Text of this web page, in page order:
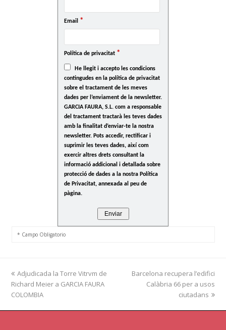
Email *
Política de privacitat *
He llegit i accepto les condicions
contingudes en la política de privacitat
sobre el tractament de les meves
dades per l’enviament de la newsletter.
GARCIA FAURA, S.L. com a responsable
del tractament tractarà les teves dades
amb la finalitat d’enviar-te la nostra
newsletter. Pots accedir, rectificar i
suprimir les teves dades, així com
exercir altres drets consultant la
informació addicional i detallada sobre
protecció de dades a la nostra Política
de Privacitat, annexada al peu de
pàgina.
* Campo Obligatorio
previous
post:
Adjudicada la Torre Vitrvm de
Richard Meier a GARCIA FAURA
COLOMBIA
next
post:
Barcelona recupera l’edifici
Calàbria 66 per a usos
ciutadans